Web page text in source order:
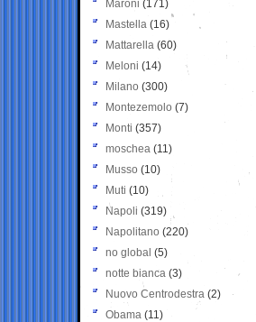
Maroni (171)
Mastella (16)
Mattarella (60)
Meloni (14)
Milano (300)
Montezemolo (7)
Monti (357)
moschea (11)
Musso (10)
Muti (10)
Napoli (319)
Napolitano (220)
no global (5)
notte bianca (3)
Nuovo Centrodestra (2)
Obama (11)